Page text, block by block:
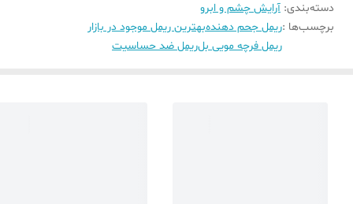
دسته‌بندی: آرایش چشم و ابرو
برچسب‌ها :ریمل جحم دهندهبهترین ریمل موجود در بازار
ریمل فرچه مویی بلریمل ضد حساسیت